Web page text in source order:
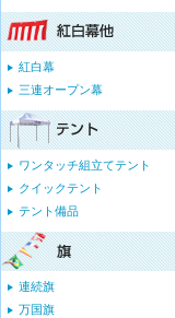
紅白幕
三連オープン幕
ワンタッチ組立てテント
クイックテント
テント備品
連続旗
万国旗